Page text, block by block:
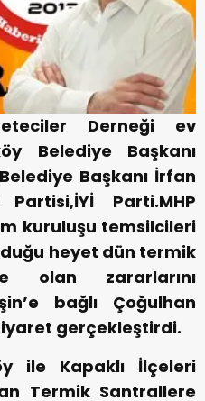
Derneği ev
Belediye Başkanı
Başkanı İrfan
Parti.MHP
kuruluşu temsilcileri
heyet dün termik
olan zararlarını
bağlı Çoğulhan
gerçekleştirdi.
ile Kapaklı İlçeleri
Termik Santrallere